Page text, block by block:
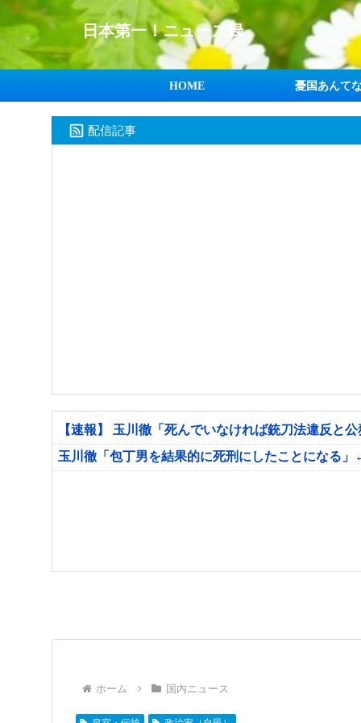
日本第一！ニュース録
HOME 憂国あんて
配信記事
【速報】 玉川徹「死んでいなければ銃刀法違反と
玉川徹「包丁男を結果的に死刑にしたことになる
ホーム 国内ニュース